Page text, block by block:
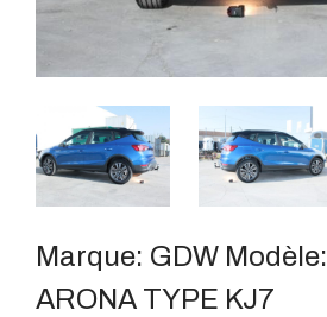
Marque: GDW Modèle:
ARONA TYPE KJ7